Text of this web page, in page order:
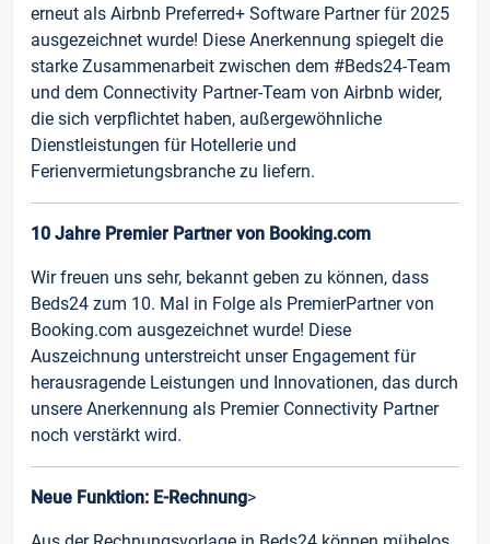
erneut als Airbnb Preferred+ Software Partner für 2025
ausgezeichnet wurde! Diese Anerkennung spiegelt die
starke Zusammenarbeit zwischen dem #Beds24-Team
und dem Connectivity Partner-Team von Airbnb wider,
die sich verpflichtet haben, außergewöhnliche
Dienstleistungen für Hotellerie und
Ferienvermietungsbranche zu liefern.
10 Jahre Premier Partner von Booking.com
Wir freuen uns sehr, bekannt geben zu können, dass
Beds24 zum 10. Mal in Folge als PremierPartner von
Booking.com ausgezeichnet wurde! Diese
Auszeichnung unterstreicht unser Engagement für
herausragende Leistungen und Innovationen, das durch
unsere Anerkennung als Premier Connectivity Partner
noch verstärkt wird.
Neue Funktion: E-Rechnung>